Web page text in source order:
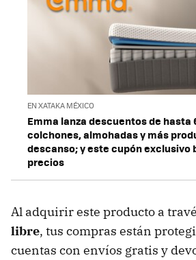
EN XATAKA MÉXICO
Emma lanza descuentos de hasta
colchones, almohadas y más
descanso; y este cupón exclusivo
precios
Al adquirir este producto a
libre, tus compras están
cuentas con envíos gratis y